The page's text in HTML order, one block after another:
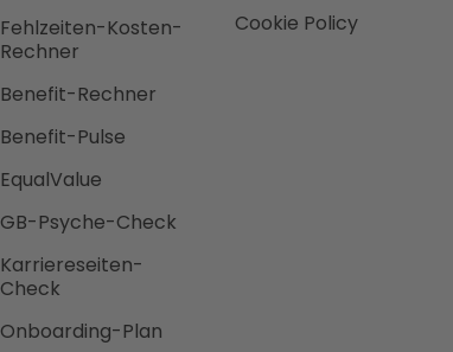
Fehlzeiten-Kosten-
Rechner
Benefit-Rechner
Benefit-Pulse
EqualValue
GB-Psyche-Check
Karriereseiten-
Check
Onboarding-Plan
Cookie Policy